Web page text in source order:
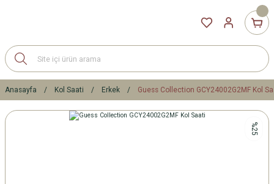
Anasayfa Kol Saati Erkek Guess Collection GCY24002G2MF Kol
%25